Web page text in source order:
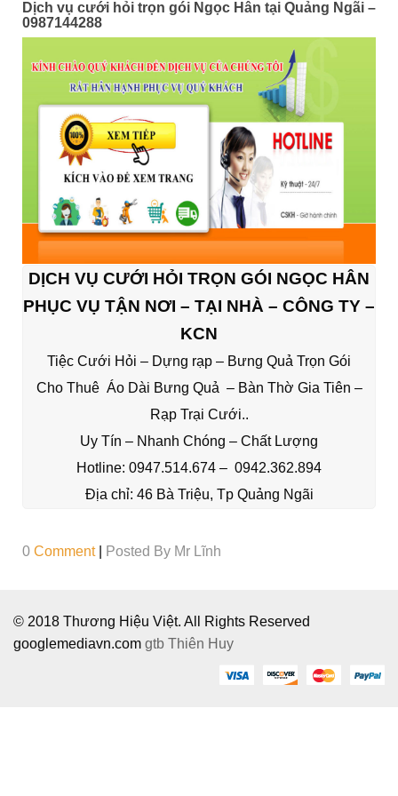
Dịch vụ cưới hỏi trọn gói Ngọc Hân tại Quảng Ngãi –
0987144288
DỊCH VỤ CƯỚI HỎI TRỌN GÓI NGỌC HÂN
PHỤC VỤ TẬN NƠI – TẠI NHÀ – CÔNG TY –
KCN
Tiệc Cưới Hỏi – Dựng rạp – Bưng Quả Trọn Gói
Cho Thuê Áo Dài Bưng Quả – Bàn Thờ Gia Tiên –
Rạp Trại Cưới..
Uy Tín – Nhanh Chóng – Chất Lượng
Hotline: 0947.514.674 – 0942.362.894
Địa chỉ: 46 Bà Triệu, Tp Quảng Ngãi
0 Comment Posted By Mr Lĩnh
© 2018 Thương Hiệu Việt. All Rights Reserved
googlemediavn.com gtb Thiên Huy